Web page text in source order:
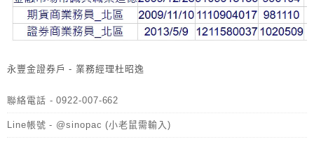
永豐金證券戶 - 業務經理杜昭逸
聯絡電話 - 0922-007-662
Line帳號 - @sinopac (小老鼠需輸入)